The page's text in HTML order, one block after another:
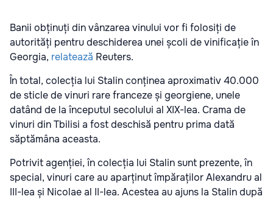
Banii obținuți din vânzarea vinului vor fi folosiți de
autorități pentru deschiderea unei școli de vinificație în
Georgia, relatează Reuters.
În total, colecția lui Stalin conținea aproximativ 40.000
de sticle de vinuri rare franceze și georgiene, unele
datând de la începutul secolului al XIX-lea. Crama de
vinuri din Tbilisi a fost deschisă pentru prima dată
săptămâna aceasta.
Potrivit agenției, în colecția lui Stalin sunt prezente, în
special, vinuri care au aparținut împăraților Alexandru al
III-lea și Nicolae al II-lea. Acestea au ajuns la Stalin după